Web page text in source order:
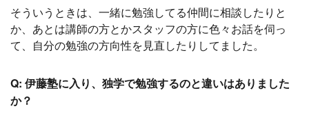
そういうときは、一緒に勉強してる仲間に相談したりと
か、あとは講師の方とかスタッフの方に色々お話を伺っ
て、自分の勉強の方向性を見直したりしてました。
Q: 伊藤塾に入り、独学で勉強するのと違いはありました
か？